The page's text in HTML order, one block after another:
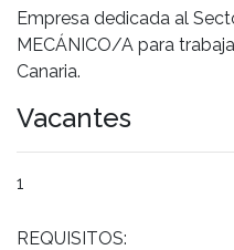
Empresa dedicada al
MECÁNICO/A para
Canaria.
Vacantes
1
REQUISITOS: